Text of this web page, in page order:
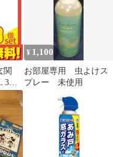
関
個
¥ 1,100
お部屋専用 虫よけス
プレー 未使用